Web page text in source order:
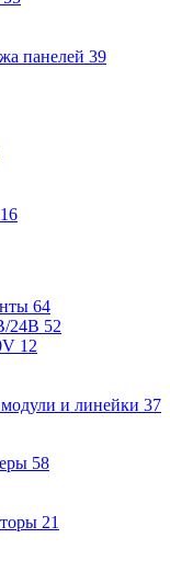
панелей 39
16
64
24В 52
12
и линейки 37
58
21